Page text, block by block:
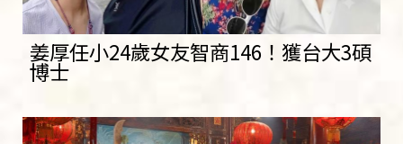
姜厚任小24歲女友智商146！獲台大3碩
博士